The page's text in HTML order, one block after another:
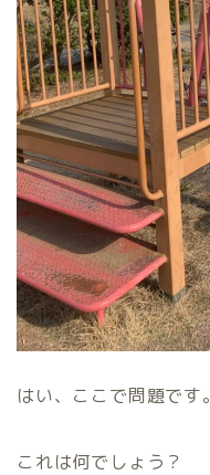
はい、ここで問題です。
これは何でしょう？